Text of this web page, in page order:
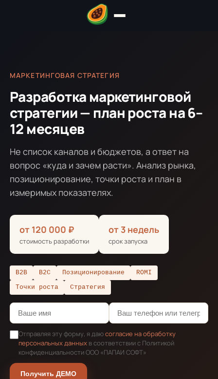
МАРКЕТИНГОВАЯ СТРАТЕГИЯ
Разработка маркетинговой
стратегии — план роста на 6–
12 месяцев
Не список каналов и бюджетов, а ответ на
вопрос «куда и зачем расти». Анализ рынка,
позиционирование, точки роста и план в
измеримых показателях.
от 120 000 ₽
стоимость разработки
от 3 недель
срок запуска
B2B B2C Позиционирование
ROMI
Точки роста
Стратегия
Отправляя эту форму, я даюсогласие на обработку
персональных данных в соответствии с Политикой
конфиденциальности ООО «ПАПАИ СОФТ»
Получить ДЕМО